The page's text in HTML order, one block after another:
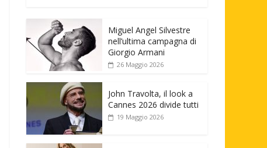
Miguel Angel Silvestre
nell’ultima campagna di
Giorgio Armani
26 Maggio 2026
John Travolta, il look a
Cannes 2026 divide tutti
19 Maggio 2026